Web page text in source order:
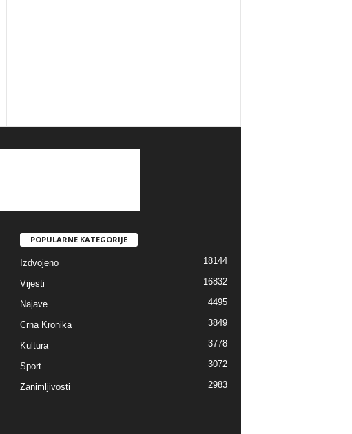
POPULARNE KATEGORIJE
Izdvojeno 18144
Vijesti 16832
Najave 4495
Crna Kronika 3849
Kultura 3778
Sport 3072
Zanimljivosti 2983